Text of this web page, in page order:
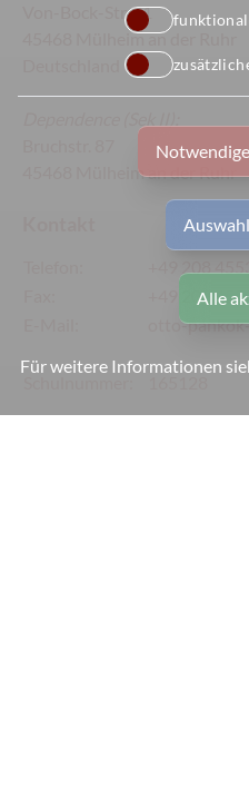
Alle
Für weitere Informationen
Von-Bock-Str. 81
45468 Mülheim an der Ruhr
45468 Mülheim an der Ruhr
+49 208
otto-